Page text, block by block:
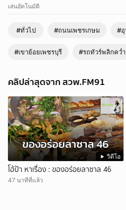
เล่นอัตโนมัติ
#ทั่วไป #ถนนเพชรเกษม #อุ
#เขาย้อยเพชรบุรี #รถทัวร์พลิกคว่ำ
คลิปล่าสุดจาก สวพ.FM91
วิดีโอ
โอ้ป้า หาเรื่อง : ของอร่อยลาซาล 46
47 นาทีที่แล้ว